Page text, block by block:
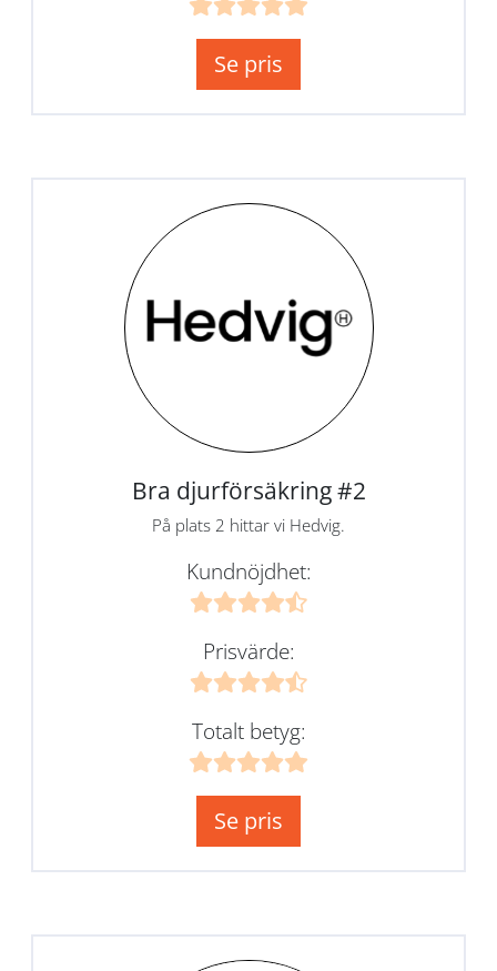
Se pris
Bra djurförsäkring #2
På plats 2 hittar vi Hedvig.
Kundnöjdhet:
Prisvärde:
Totalt betyg:
Se pris